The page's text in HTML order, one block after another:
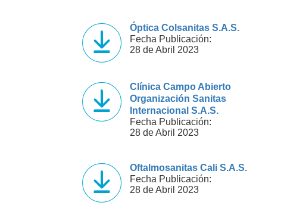
Óptica Colsanitas S.A.S.
Fecha Publicación:
28 de Abril 2023
Clínica Campo Abierto
Organización Sanitas
Internacional S.A.S.
Fecha Publicación:
28 de Abril 2023
Oftalmosanitas Cali S.A.S.
Fecha Publicación:
28 de Abril 2023